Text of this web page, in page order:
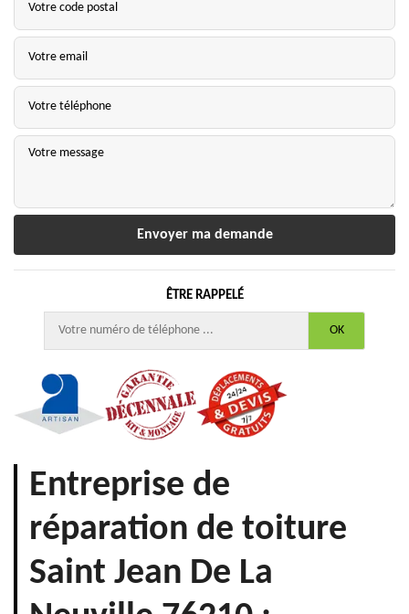
ÊTRE RAPPELÉ
Entreprise de
réparation de toiture
Saint Jean De La